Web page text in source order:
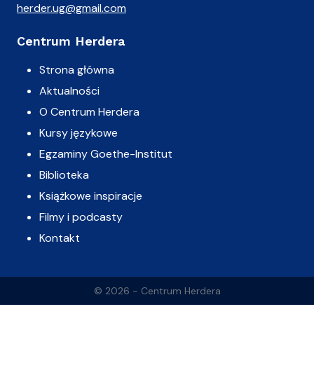
herder.ug@gmail.com
Centrum Herdera
Strona główna
Aktualności
O Centrum Herdera
Kursy językowe
Egzaminy Goethe-Institut
Biblioteka
Książkowe inspiracje
Filmy i podcasty
Kontakt
© 2026 - Centrum Herdera